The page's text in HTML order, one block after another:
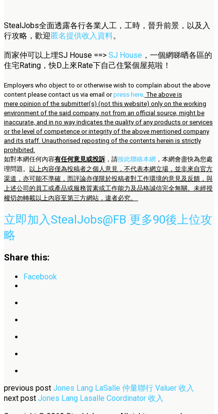
StealJobs全面透露各行各業人工，工時，晉升前景，以及入
行攻略，歡迎匿名提供收入資料。
而家仲可以上埋SJ House ==> SJ House ，一個網睇晒各區的
住宅Rating，快D上來Rate下自己住緊個屋苑啦！
Employers who object to or otherwise wish to complain about the above
content please contact us via email orpress here. The above is
mere opinion of the submitter(s) (not this website) only on the working
environment of the said company, not from an official source, might be
inaccurate, and in no way indicates the quality of any products or services
or the level of competence or integrity of the above mentioned company
and its staff. Unauthorised reposting of the contents herein is strictly
prohibited.
如對本網任何內容有任何意見或投訴 ，請按此聯絡本網 ，本網會盡快為您處
理問題。
以上內容僅為投稿者之個人意見，不代表本網立場，並非來自官方
渠道，亦可能不準確，而評論亦僅限於投稿者對工作環境的意見及反饋，與
上述公司的員工或產品或服務質素或工作能力及品格誠信完全無關。未經授
權切勿轉載以上內容至第三方網站，違者必究。
立即加入StealJobs@FB 更多90後上位攻
略
Share this:
Facebook
previous post Jones Lang LaSalle 仲量聯行 Valuer 收入
next post Jones Lang Lasalle Coordinator 收入